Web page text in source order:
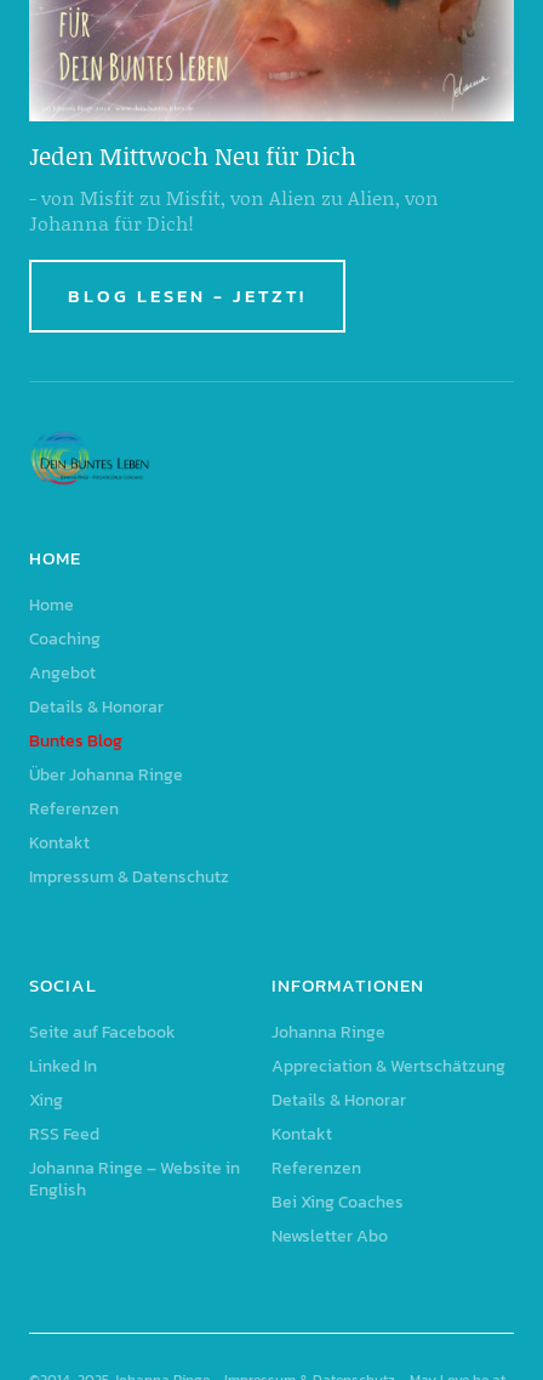
Jeden Mittwoch Neu für Dich
- von Misfit zu Misfit, von Alien zu Alien, von
Johanna für Dich!
BLOG LESEN - JETZT!
HOME
Home
Coaching
Angebot
Details & Honorar
Buntes Blog
Über Johanna Ringe
Referenzen
Kontakt
Impressum & Datenschutz
SOCIAL
Seite auf Facebook
Linked In
Xing
RSS Feed
Johanna Ringe – Website in
English
INFORMATIONEN
Johanna Ringe
Appreciation & Wertschätzung
Details & Honorar
Kontakt
Referenzen
Bei Xing Coaches
Newsletter Abo